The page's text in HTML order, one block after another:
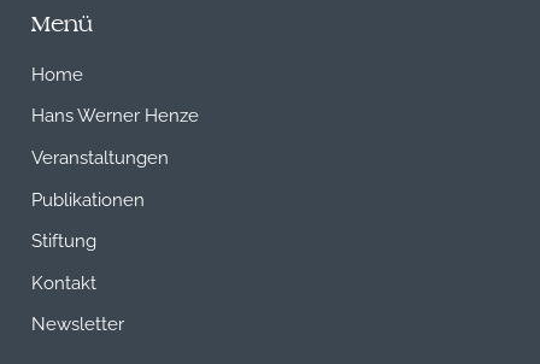
Menü
Home
Hans Werner Henze
Veranstaltungen
Publikationen
Stiftung
Kontakt
Newsletter